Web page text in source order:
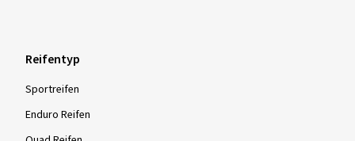
Reifentyp
Sportreifen
Enduro Reifen